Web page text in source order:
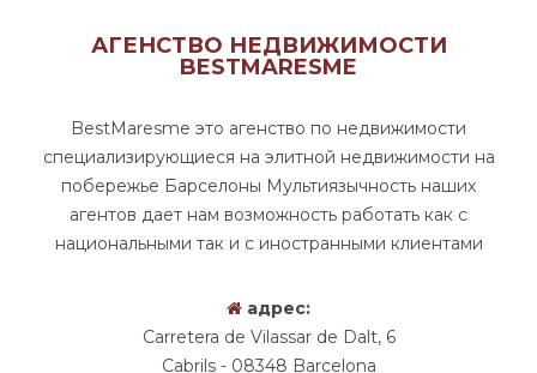
АГЕНСТВО НЕДВИЖИМОСТИ
BESTMARESME
BestMaresme это агенство по недвижимости
специализирующиеся на элитной недвижимости на
побережье Барселоны Мультиязычность наших
агентов дает нам возможность работать как с
национальными так и с иностранными клиентами
адрес:
Carretera de Vilassar de Dalt, 6
Cabrils - 08348 Barcelona